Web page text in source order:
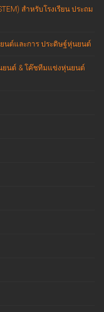
สำหรับโรงเรียน ประถม
นต์และการ ประดิษฐ์หุ่นยนต์
ยนต์ & โค๊ชทีมแข่งหุ่นยนต์